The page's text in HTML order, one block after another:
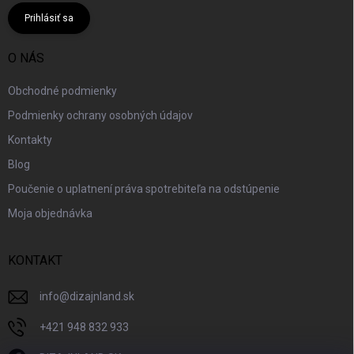
Prihlásiť sa
O NÁS
Obchodné podmienky
Podmienky ochrany osobných údajov
Kontakty
Blog
Poučenie o uplatnení práva spotrebiteľa na odstúpenie
Moja objednávka
KONTAKT
info@dizajnland.sk
+421 948 832 933